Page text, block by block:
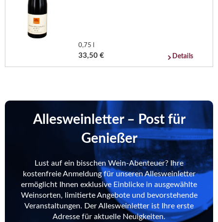
0,75 l
33,50 € Details
Allesweinletter – Post für
Genießer
Lust auf ein bisschen Wein-Abenteuer? Ihre
kostenfreie Anmeldung für unseren Allesweinletter
ermöglicht Ihnen exklusive Einblicke in ausgewählte
Weinsorten, limitierte Angebote und bevorstehende
Veranstaltungen. Der Allesweinletter ist Ihre erste
Adresse für aktuelle Neuigkeiten.